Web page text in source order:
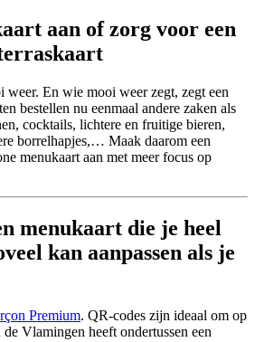
aan of zorg voor een
weer. En wie mooi weer zegt, zegt een
bestellen nu eenmaal andere zaken als
cocktails, lichtere en fruitige bieren,
borrelhapjes,… Maak daarom een
menukaart aan met meer focus op
menukaart die je heel
kan aanpassen als je
Premium. QR-codes zijn ideaal om op
Vlamingen heeft ondertussen een